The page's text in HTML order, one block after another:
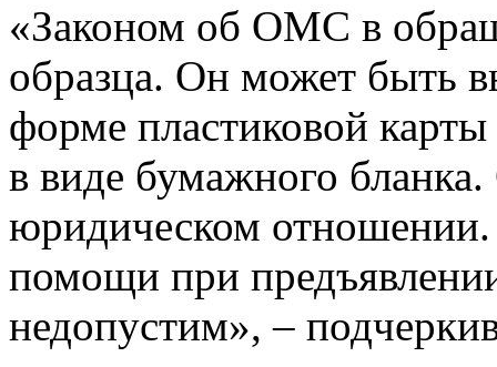
«Законом об ОМС в
образца. Он может быть
форме пластиковой
в виде бумажного
юридическом отношении.
помощи при
недопустим», –